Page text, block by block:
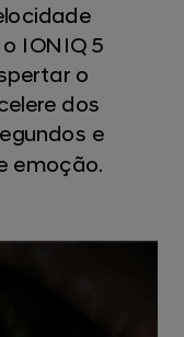
IONIQ 5
o
dos
e
emoção.